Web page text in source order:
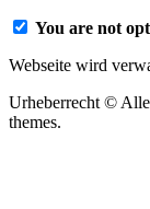
You are not
Webseite wird
Urheberrecht ©
themes.